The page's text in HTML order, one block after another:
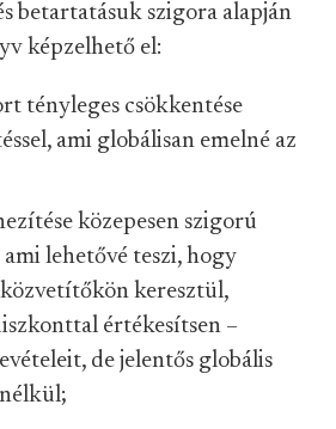
betartatásuk szigora alapján
képzelhető el:
tényleges csökkentése
ami globálisan emelné az
közepesen szigorú
lehetővé teszi, hogy
keresztül,
értékesítsen –
de jelentős globális